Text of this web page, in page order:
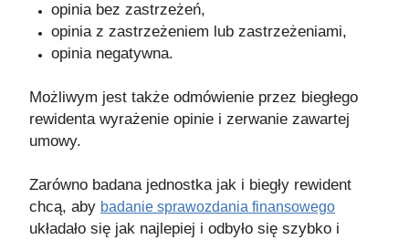
opinia bez zastrzeżeń,
opinia z zastrzeżeniem lub zastrzeżeniami,
opinia negatywna.
Możliwym jest także odmówienie przez biegłego
rewidenta wyrażenie opinie i zerwanie zawartej
umowy.
Zarówno badana jednostka jak i biegły rewident
chcą, aby badanie sprawozdania finansowego
układało się jak najlepiej i odbyło się szybko i